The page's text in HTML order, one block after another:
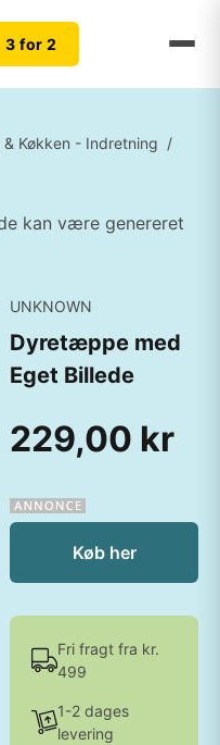
3 for 2
Køkken - Indretning /
kan være genereret
UNKNOWN
Dyretæppe med
Eget Billede
229,00 kr
Køb her
Fri fragt fra kr.
499
1-2 dages
levering